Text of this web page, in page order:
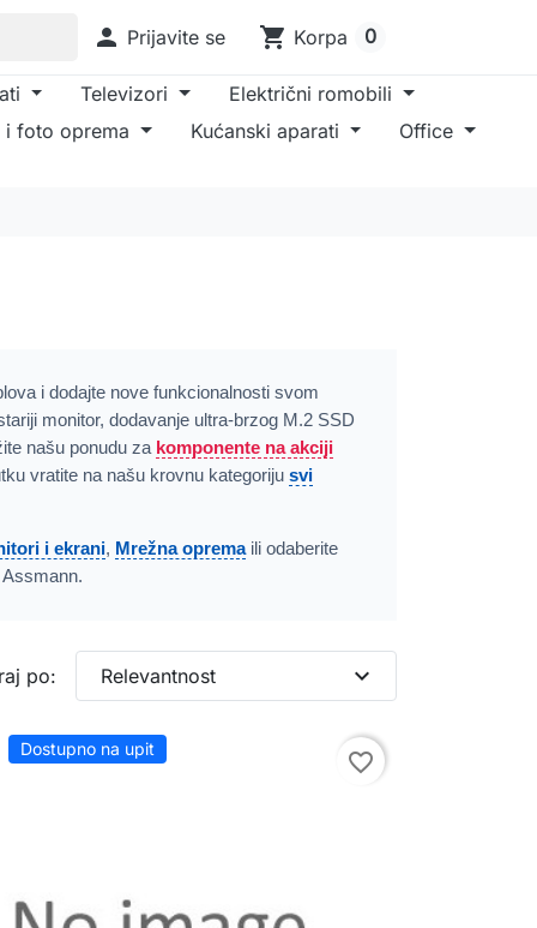
 Prijavite se shopping_cart Korpa 0
Televizori
Električni romobili
i foto oprema Kućanski aparati
Office
i dodajte nove funkcionalnosti svom
monitor, dodavanje ultra-brzog M.2 SSD
našu ponudu za komponente na akciji
vratite na našu krovnu kategoriju svi
i ekrani, Mrežna opremaili odaberite
po: Relevantnost expand_more
Dostupno na upit favorite_border